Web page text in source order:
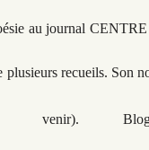
au journal
plusieurs recueils. Son
venir).